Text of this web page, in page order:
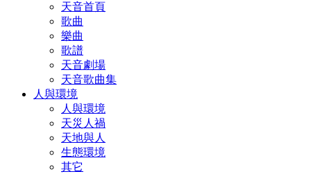
天音首頁
歌曲
樂曲
歌譜
天音劇場
天音歌曲集
人與環境
人與環境
天災人禍
天地與人
生態環境
其它